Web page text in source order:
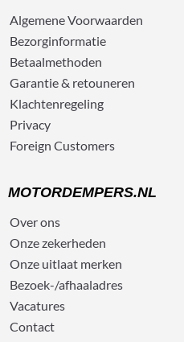
AlgemeneVoorwaarden
Bezorginformatie
Betaalmethoden
Garantie & retouneren
Klachtenregeling
Privacy
Foreign Customers
MOTORDEMPERS.NL
Over ons
Onze zekerheden
Onze uitlaat merken
Bezoek-/afhaaladres
Vacatures
Contact